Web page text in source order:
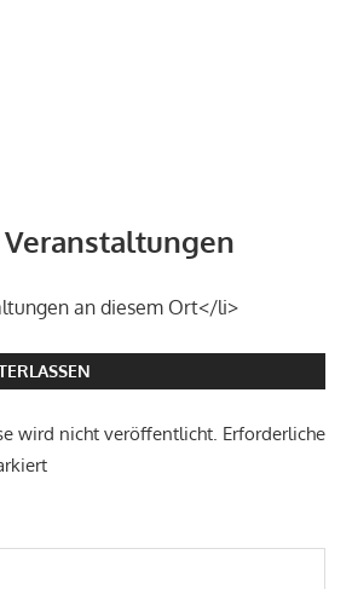
an diesem Ort</li>
wird nicht veröffentlicht. Erforderliche